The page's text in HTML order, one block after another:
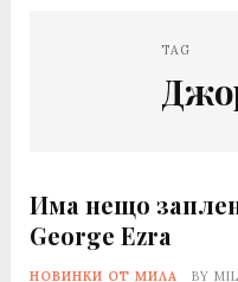
TAG
Има нещо
George Ezra
НОВИНКИ ОТ МИЛА BY